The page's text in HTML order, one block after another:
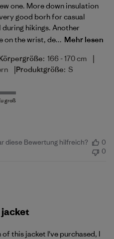
one. More down insulation
good borh for casual
hikings. Another
on the wrist, de... Mehr lesen
166 - 170 cm |
|Produktgröße: S
diese Bewertung hilfreich?
0
0
this jacket I've purchased, I